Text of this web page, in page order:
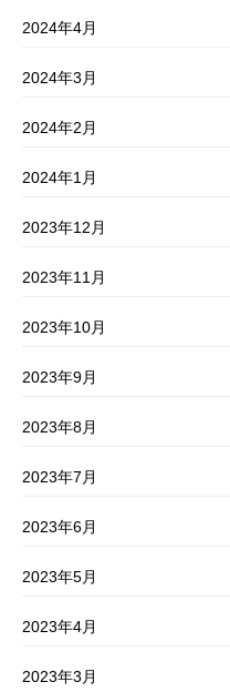
2024年4月
2024年3月
2024年2月
2024年1月
2023年12月
2023年11月
2023年10月
2023年9月
2023年8月
2023年7月
2023年6月
2023年5月
2023年4月
2023年3月